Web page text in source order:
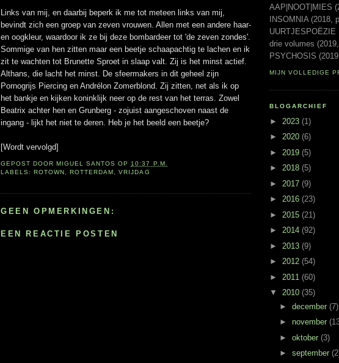
Links van mij, en daarbij beperk ik me tot meteen links van mij,
bevindt zich een groep van zeven vrouwen. Allen met een andere haar-
en oogkleur, waardoor ik ze bij deze bombardeer tot 'de zeven zondes'.
Sommige van hen zitten maar een beetje schaapachtig te lachen en ik
zit te wachten tot Brunette Sproet in slaap valt. Zij is het minst actief.
Althans, die lacht het minst. De sfeermakers in dit geheel zijn
Pornogrijs Piercing en Andrélon Zomerblond. Zij zitten, net als ik op
het bankje en kijken koninklijk neer op de rest van het terras. Zowel
Beatrix achter hen en Grunberg - zojuist aangeschoven naast de
ingang - lijkt het niet te deren. Heb je het beeld een beetje?
[Wordt vervolgd]
GEPOST DOORMIGUEL SANTOS OP 10:37 P.M.
LABELS:ROTOWN ,ROTTERDAM ,VRIJDAG
GEEN OPMERKINGEN:
EEN REACTIE POSTEN
AAP|NOOT|MIES
INSOMNIA (2018,
UURTJESPOËZIE
drie volumes
PSYCHOSIS
MIJN VOLLEDIGE
BLOGARCHIEF
► 2023 (1)
► 2020 (6)
► 2019 (5)
► 2018 (5)
► 2017 (9)
► 2016 (23)
► 2015 (21)
► 2014 (92)
► 2013 (9)
► 2012 (54)
► 2011 (60)
▼ 2010 (35)
► december (7)
► november
► oktober (3)
► september